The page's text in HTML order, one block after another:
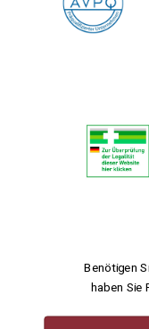
Benötigen
haben Sie